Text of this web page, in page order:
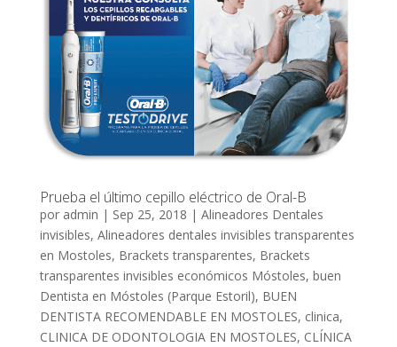
Prueba el último cepillo eléctrico de Oral-B
por admin | Sep 25, 2018 | Alineadores Dentales
invisibles, Alineadores dentales invisibles transparentes
en Mostoles, Brackets transparentes, Brackets
transparentes invisibles económicos Móstoles, buen
Dentista en Móstoles (Parque Estoril), BUEN
DENTISTA RECOMENDABLE EN MOSTOLES, clinica,
CLINICA DE ODONTOLOGIA EN MOSTOLES, CLÍNICA